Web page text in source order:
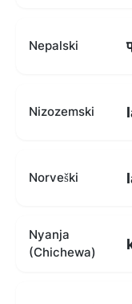
Nepalski
Nizozemski
Norveški
Nyanja
(Chichewa)